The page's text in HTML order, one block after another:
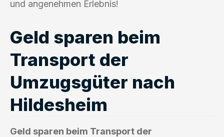
und angenehmen Erlebnis!
Geld sparen beim
Transport der
Umzugsgüter nach
Hildesheim
Geld sparen beim Transport der